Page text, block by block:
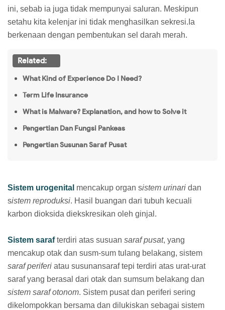
ini, sebab ia juga tidak mempunyai saluran. Meskipun
setahu kita kelenjar ini tidak menghasilkan sekresi.Ia
berkenaan dengan pembentukan sel darah merah.
Related:
What Kind of Experience Do I Need?
Term Life Insurance
What is Malware? Explanation, and how to Solve it
Pengertian Dan Fungsi Pankeas
Pengertian Susunan Saraf Pusat
Sistem urogenital mencakup organ sistem urinari dan
sistem reproduksi. Hasil buangan dari tubuh kecuali
karbon dioksida diekskresikan oleh ginjal.
Sistem sarafterdiri atas susuan saraf pusat, yang
mencakup otak dan susm-sum tulang belakang, sistem
saraf periferi atau susunansaraf tepi terdiri atas urat-urat
saraf yang berasal dari otak dan sumsum belakang dan
sistem saraf otonom. Sistem pusat dan periferi sering
dikelompokkan bersama dan dilukiskan sebagai sistem